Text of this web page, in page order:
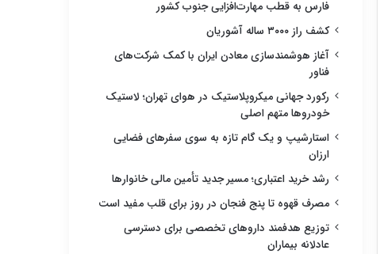
فارس به قطب مهارت‌افزایی جنوب کشور
کشف راز ۳۰۰۰ ساله آشوریان
آغاز هوشمندسازی معادن ایران با کمک شرکت‌های
فناور
رکورد جهانی میکروپلاستیک در هوای تهران؛ لاستیک
خودروها متهم اصلی
استارشیپ و یک گام تازه به سوی سفرهای فضایی
ارزان
رشد خرید اعتباری؛ مسیر جدید تأمین مالی خانوارها
مصرف قهوه تا پنج فنجان در روز برای قلب مفید است
توزیع هدفمند داروهای تخصصی برای دسترسی
عادلانه بیماران